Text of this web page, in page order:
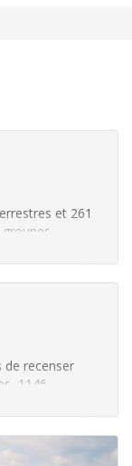
et 261
territoire
rouxii
au
de recenser
1146
sont
derooi dans les